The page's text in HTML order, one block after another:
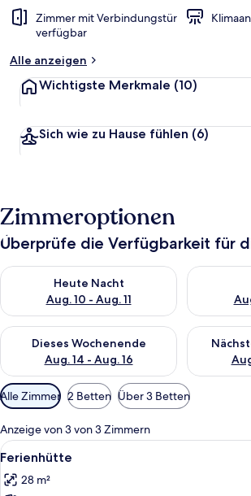
Zimmer mit Verbindungstür
verfügbar
Alle anzeigen
Wichtigste Merkmale (10)
Sich wie zu Hause fühlen (6)
Zimmeroptionen
Überprüfe die Verfügbarkeit für
Heute Nacht
Aug. 10 - Aug. 11
Überprüfe die Verfügbarkeit für heuteÜberprüfe
Dieses Wochenende
Aug. 14 - Aug. 16
Überprüfe die Verfügbarkeit für dieses
Überprüfe
Verfügbare
Filter
für
Zimmer
Alle Zimmer 2 Betten Über 3 Betten
Anzeige von 3 von 3 Zimmern
Alle
Fotos
für
Ein
10
Ferienhütte
28 m²